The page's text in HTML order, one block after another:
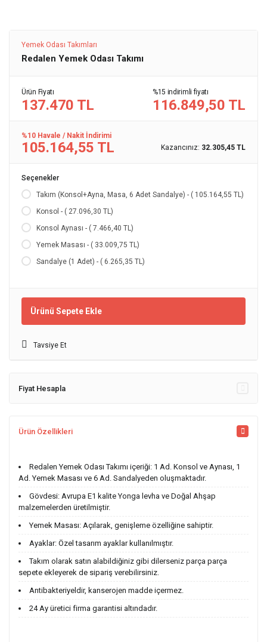
Yemek Odası Takımları
Redalen Yemek Odası Takımı
Ürün Fiyatı
137.470 TL
%15 indirimli fiyatı
116.849,50 TL
%10 Havale / Nakit İndirimi
105.164,55 TL Kazancınız: 32.305,45 TL
Seçenekler
Takım (Konsol+Ayna, Masa, 6 Adet Sandalye) - ( 105.164,55 TL)
Konsol - ( 27.096,30 TL)
Konsol Aynası - ( 7.466,40 TL)
Yemek Masası - ( 33.009,75 TL)
Sandalye (1 Adet) - ( 6.265,35 TL)
Ürünü Sepete Ekle
Tavsiye Et
Fiyat Hesapla
Ürün Özellikleri
Redalen Yemek Odası Takımı içeriği: 1 Ad. Konsol ve Aynası, 1
Ad. Yemek Masası ve 6 Ad. Sandalyeden oluşmaktadır.
Gövdesi: Avrupa E1 kalite Yonga levha ve Doğal Ahşap
malzemelerden üretilmiştir.
Yemek Masası: Açılarak, genişleme özelliğine sahiptir.
Ayaklar: Özel tasarım ayaklar kullanılmıştır.
Takım olarak satın alabildiğiniz gibi dilerseniz parça parça
sepete ekleyerek de sipariş verebilirsiniz.
Antibakteriyeldir, kanserojen madde içermez.
24 Ay üretici firma garantisi altındadır.